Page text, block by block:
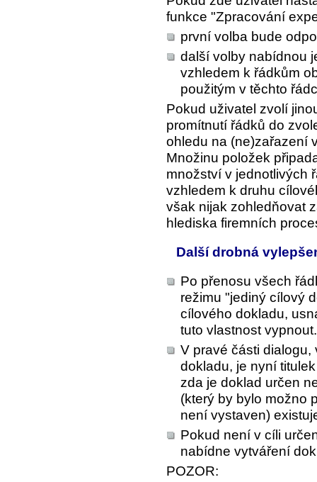
funkce "Zpracování
první volba bude
další volby nabídnou
vzhledem k řádkům
použitým v těchto
Pokud uživatel zvolí
promítnutí řádků do
ohledu na (ne)zařazení
Množinu položek
množství v jednotlivých
vzhledem k druhu
však nijak zohledňovat
hlediska firemních
Další drobná
Po přenosu všech
režimu "jediný cílový
cílového dokladu,
tuto vlastnost vypnout.
V pravé části
dokladu, je nyní
zda je doklad určen
(který by bylo možno
není vystaven)
Pokud není v cíli
nabídne vytváření
POZOR: